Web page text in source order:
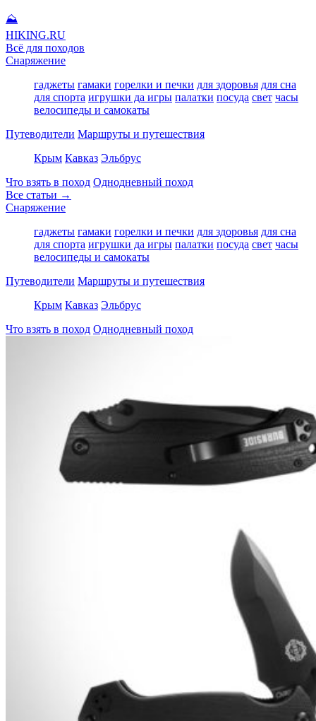
⛰
HIKING.RU
Всё для походов
Снаряжение
гаджеты гамаки горелки и печки для здоровья для сна
для спорта игрушки да игры палатки посуда свет часы
велосипеды и самокаты
Путеводители Маршруты и путешествия
Крым Кавказ Эльбрус
Что взять в поход Однодневный поход
Все статьи →
Снаряжение
гаджеты гамаки горелки и печки для здоровья для сна
для спорта игрушки да игры палатки посуда свет часы
велосипеды и самокаты
Путеводители Маршруты и путешествия
Крым Кавказ Эльбрус
Что взять в поход Однодневный поход